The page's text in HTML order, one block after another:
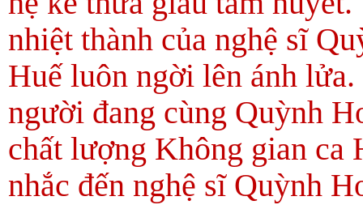
nhiệt thành của nghệ sĩ
Huế luôn ngời lên ánh
người đang cùng Quỳnh
chất lượng Không gian ca
nhắc đến nghệ sĩ Quỳnh